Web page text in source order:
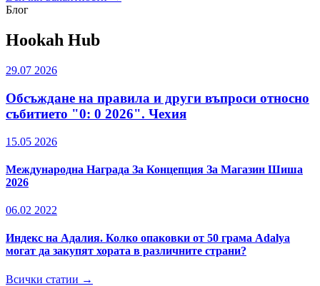
Блог
Hookah Hub
29.07 2026
Обсъждане на правила и други въпроси относно
събитието "0: 0 2026". Чехия
15.05 2026
Международна Награда За Концепция За Магазин Шиша
2026
06.02 2022
Индекс на Адалия. Колко опаковки от 50 грама Adalya
могат да закупят хората в различните страни?
Всички статии →